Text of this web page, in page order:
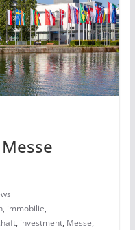
, immobilie,
, investment, Messe,